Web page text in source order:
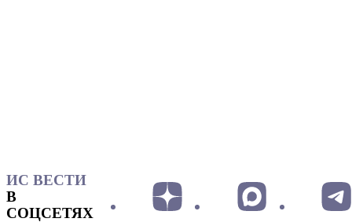
ИС ВЕСТИ
В
СОЦСЕТЯХ